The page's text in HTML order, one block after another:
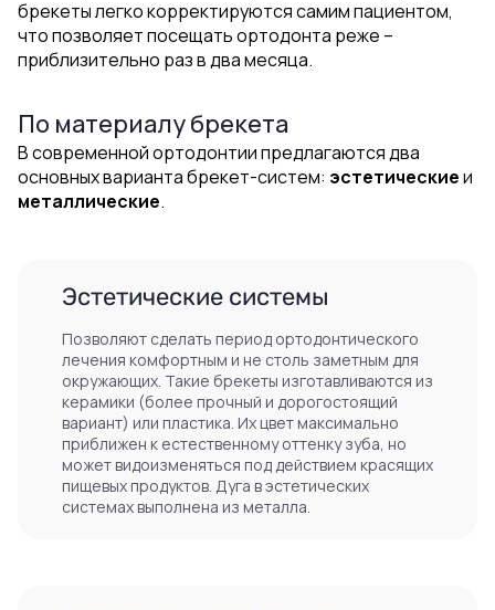
брекеты легко корректируются самим пациентом,
что позволяет посещать ортодонта реже –
приблизительно раз в два месяца.
По материалу брекета
В современной ортодонтии предлагаются два
основных варианта брекет-систем: эстетическиеи
металлические.
Эстетические системы
Позволяют сделать период ортодонтического
лечения комфортным и не столь заметным для
окружающих. Такие брекеты изготавливаются из
керамики (более прочный и дорогостоящий
вариант) или пластика. Их цвет максимально
приближен к естественному оттенку зуба, но
может видоизменяться под действием красящих
пищевых продуктов. Дуга в эстетических
системах выполнена из металла.